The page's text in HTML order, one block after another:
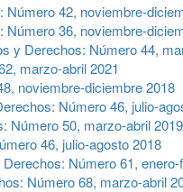
Número 42, noviembre-
Número 36, noviembre-
y Derechos: Número 44,
marzo-abril 2021
noviembre-diciembre 2018
Número 46, julio-
Número 50, marzo-abril 2019
46, julio-agosto 2018
Número 61, enero-
Número 68, marzo-abril